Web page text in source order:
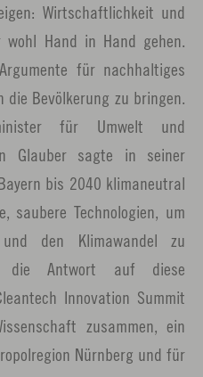
Wirtschaftlichkeit und
wohl Hand in Hand gehen.
für nachhaltiges
Bevölkerung zu bringen.
für Umwelt und
Glauber sagte in seiner
bis 2040 klimaneutral
saubere Technologien, um
den Klimawandel zu
die Antwort auf diese
Innovation Summit
zusammen, ein
Nürnberg und für